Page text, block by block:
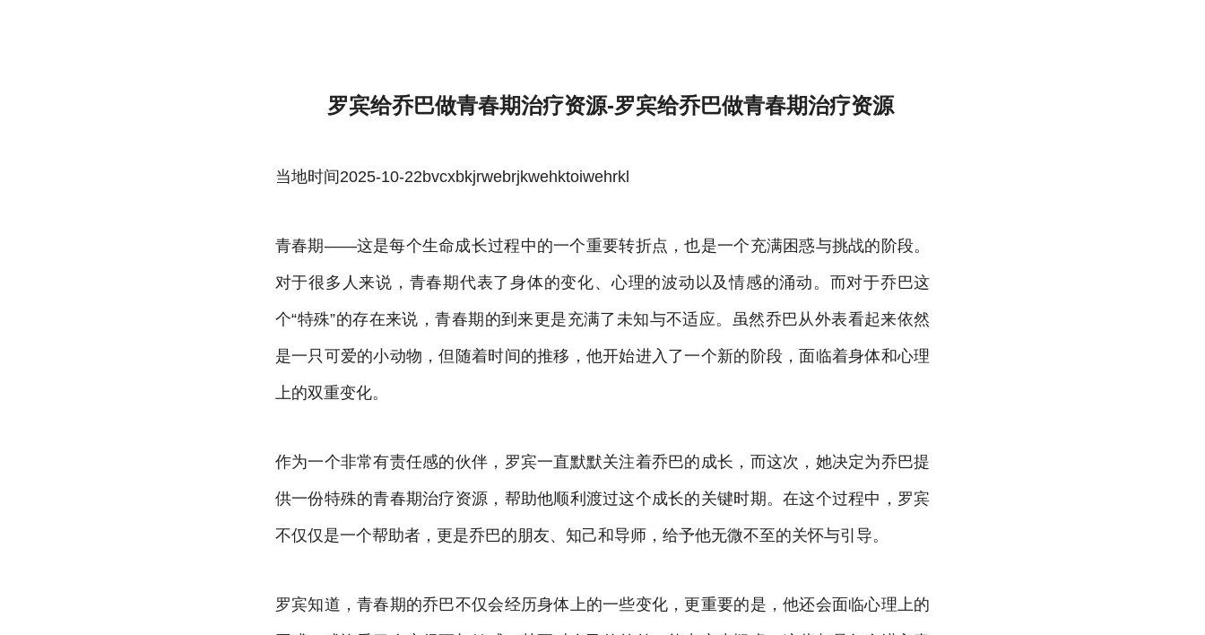
罗宾给乔巴做青春期治疗资源-罗宾给乔巴做青春期治疗资源
当地时间2025-10-22bvcxbkjrwebrjkwehktoiwehrkl
青春期——这是每个生命成长过程中的一个重要转折点，也是一个充满困惑与挑战的阶段。
对于很多人来说，青春期代表了身体的变化、心理的波动以及情感的涌动。而对于乔巴这
个“特殊”的存在来说，青春期的到来更是充满了未知与不适应。虽然乔巴从外表看起来依然
是一只可爱的小动物，但随着时间的推移，他开始进入了一个新的阶段，面临着身体和心理
上的双重变化。
作为一个非常有责任感的伙伴，罗宾一直默默关注着乔巴的成长，而这次，她决定为乔巴提
供一份特殊的青春期治疗资源，帮助他顺利渡过这个成长的关键时期。在这个过程中，罗宾
不仅仅是一个帮助者，更是乔巴的朋友、知己和导师，给予他无微不至的关怀与引导。
罗宾知道，青春期的乔巴不仅会经历身体上的一些变化，更重要的是，他还会面临心理上的